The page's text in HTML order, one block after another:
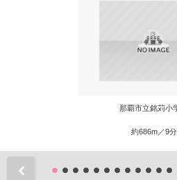
那覇市立銘苅小
約686m／9分